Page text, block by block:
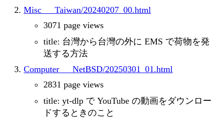
Misc___Taiwan/20240207_00.html
3071 page views
title: 台灣から台灣の外に EMS で荷物を発
送する方法
Computer___NetBSD/20250301_01.html
2831 page views
title: yt-dlp で YouTube の動画をダウンロー
ドするときのこと